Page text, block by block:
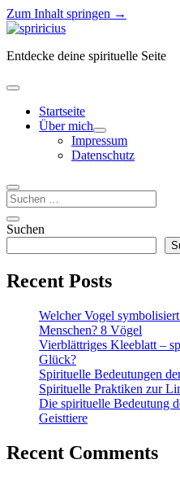
Zum Inhalt springen →
Spiricius
Entdecke deine spirituelle Seite
Menü
öffnenStartseite
Über mich
Menü
öffnen
Impressum
Datenschutz
Suchen
Seitenleiste
Seitenleiste
öffnen
Suchen
Recent Posts
Welcher Vogel
Menschen? 8 Vögel
Vierblättriges Kleeblatt –
Glück?
Spirituelle Bedeutungen
Spirituelle Praktiken zur
Die spirituelle Bedeutung
Geisttiere
Recent Comments